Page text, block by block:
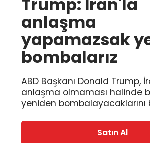
Trump: İran'la
anlaşma
yapamazsak
bombalarız
ABD Başkanı Donald Trump,
anlaşma olmaması halinde
yeniden bombalayacaklarını
Satın Al